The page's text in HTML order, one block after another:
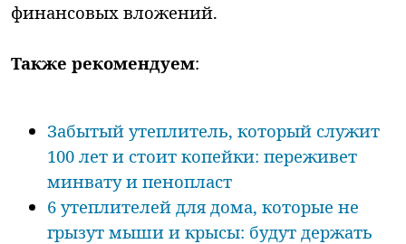
финансовых вложений.
Также рекомендуем:
Забытый утеплитель, который служит
100 лет и стоит копейки: переживет
минвату и пенопласт
6 утеплителей для дома, которые не
грызут мыши и крысы: будут держать